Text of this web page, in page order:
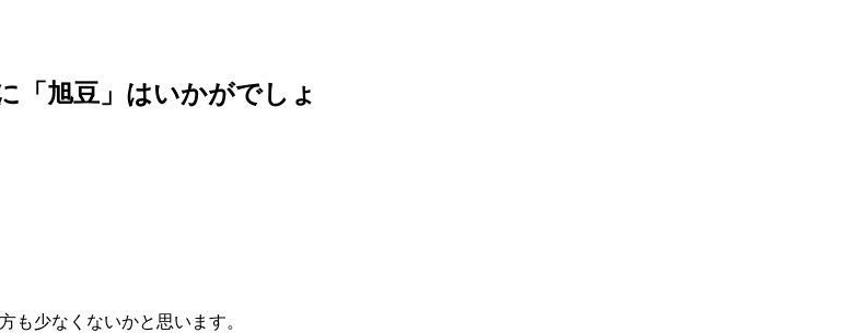
「旭豆」はいかがでしょ
も少なくないかと思います。